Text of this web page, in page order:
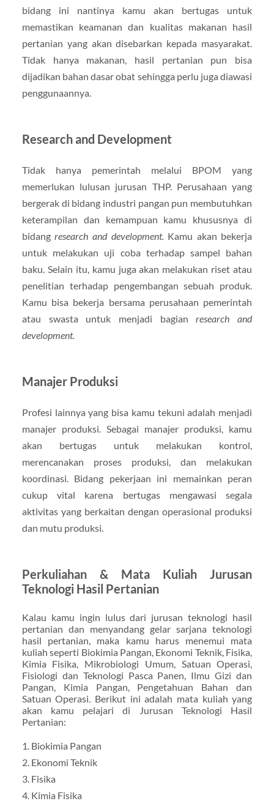
bidang ini nantinya kamu akan bertugas untuk
memastikan keamanan dan kualitas makanan hasil
pertanian yang akan disebarkan kepada masyarakat.
Tidak hanya makanan, hasil pertanian pun bisa
dijadikan bahan dasar obat sehingga perlu juga diawasi
penggunaannya.
Research and Development
Tidak hanya pemerintah melalui BPOM yang
memerlukan lulusan jurusan THP. Perusahaan yang
bergerak di bidang industri pangan pun membutuhkan
keterampilan dan kemampuan kamu khususnya di
bidang research and development. Kamu akan bekerja
untuk melakukan uji coba terhadap sampel bahan
baku. Selain itu, kamu juga akan melakukan riset atau
penelitian terhadap pengembangan sebuah produk.
Kamu bisa bekerja bersama perusahaan pemerintah
atau swasta untuk menjadi bagian research and
development.
Manajer Produksi
Profesi lainnya yang bisa kamu tekuni adalah menjadi
manajer produksi. Sebagai manajer produksi, kamu
akan bertugas untuk melakukan kontrol,
merencanakan proses produksi, dan melakukan
koordinasi. Bidang pekerjaan ini memainkan peran
cukup vital karena bertugas mengawasi segala
aktivitas yang berkaitan dengan operasional produksi
dan mutu produksi.
Perkuliahan & Mata Kuliah Jurusan
Teknologi Hasil Pertanian
Kalau kamu ingin lulus dari jurusan teknologi hasil
pertanian dan menyandang gelar sarjana teknologi
hasil pertanian, maka kamu harus menemui mata
kuliah seperti Biokimia Pangan, Ekonomi Teknik, Fisika,
Kimia Fisika, Mikrobiologi Umum, Satuan Operasi,
Fisiologi dan Teknologi Pasca Panen, Ilmu Gizi dan
Pangan, Kimia Pangan, Pengetahuan Bahan dan
Satuan Operasi. Berikut ini adalah mata kuliah yang
akan kamu pelajari di Jurusan Teknologi Hasil
Pertanian:
1. Biokimia Pangan
2. Ekonomi Teknik
3. Fisika
4. Kimia Fisika